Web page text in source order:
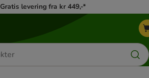
Gratis levering fra kr 449,-*